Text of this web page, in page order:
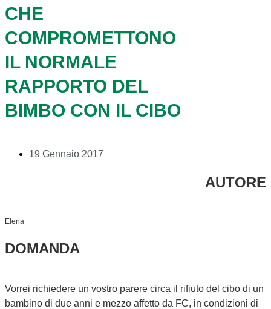
CHE
COMPROMETTONO
IL NORMALE
RAPPORTO DEL
BIMBO CON IL CIBO
19 Gennaio 2017
AUTORE
Elena
DOMANDA
Vorrei richiedere un vostro parere circa il rifiuto del cibo di un
bambino di due anni e mezzo affetto da FC, in condizioni di